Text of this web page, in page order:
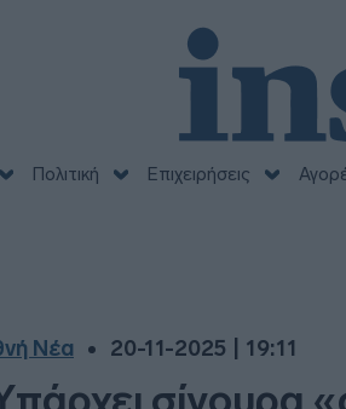
Πολιτική Επιχειρήσεις
Νέα 20-11-2025 | 19:11